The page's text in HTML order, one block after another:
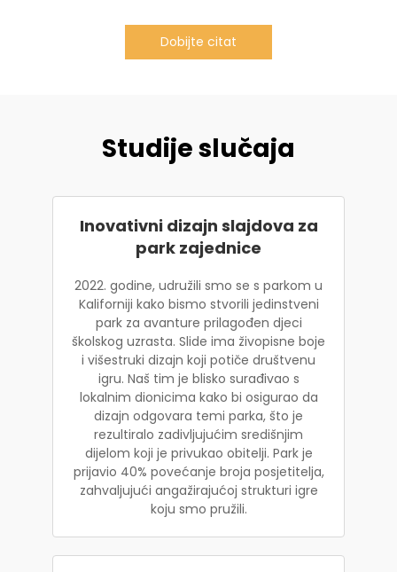
Dobijte citat
Studije slučaja
Inovativni dizajn slajdova za
park zajednice
2022. godine, udružili smo se s parkom u
Kaliforniji kako bismo stvorili jedinstveni
park za avanture prilagođen djeci
školskog uzrasta. Slide ima živopisne boje
i višestruki dizajn koji potiče društvenu
igru. Naš tim je blisko surađivao s
lokalnim dionicima kako bi osigurao da
dizajn odgovara temi parka, što je
rezultiralo zadivljujućim središnjim
dijelom koji je privukao obitelji. Park je
prijavio 40% povećanje broja posjetitelja,
zahvaljujući angažirajućoj strukturi igre
koju smo pružili.